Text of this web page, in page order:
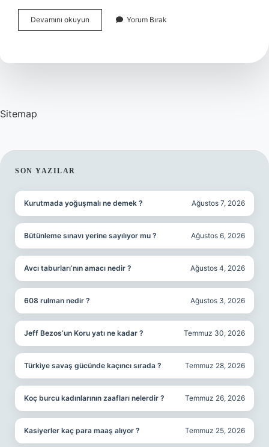
Devamını okuyun
Hızlı
Yorum Bırak
Sitemap
SIDEBAR
SON YAZILAR
Kurutmada yoğuşmalı ne demek ? Ağustos 7, 2026
Bütünleme sınavı yerine sayılıyor mu ? Ağustos 6, 2026
Avcı taburları’nın amacı nedir ? Ağustos 4, 2026
608 rulman nedir ? Ağustos 3, 2026
Jeff Bezos’un Koru yatı ne kadar ? Temmuz 30, 2026
Türkiye savaş gücünde kaçıncı sırada ? Temmuz 28, 2026
Koç burcu kadınlarının zaafları nelerdir ? Temmuz 26, 2026
Kasiyerler kaç para maaş alıyor ? Temmuz 25, 2026